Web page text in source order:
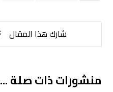
منشورات ذات صلة ...